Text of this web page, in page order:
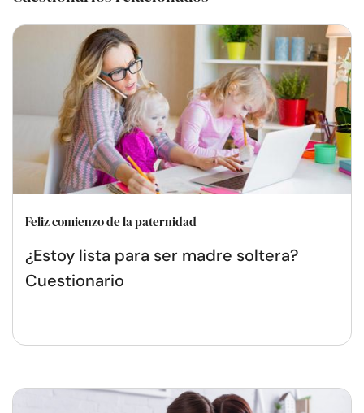
Feliz comienzo de la paternidad
¿Estoy lista para ser madre soltera?
Cuestionario